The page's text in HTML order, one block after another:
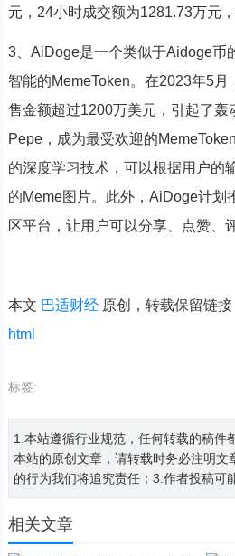
元，24小时成交额为1281.73万元
3、AiDoge是一个类似于Aidoge币
智能的MemeToken。在2023年5
售金额超过1200万美元，引起了轰
Pepe，成为最受欢迎的
的深度学习技术，可以根据用户的
的Meme图片。此外，AiDoge计划
区平台，让用户可以分享、点赞、
本文 巴适财经原创，转载保留链接
html
标签:
1.本站遵循行业规范，任何转载的稿件
本站的原创文章，请转载时务必注明文
的行为我们将追究责任；3.作者投稿可
相关文章